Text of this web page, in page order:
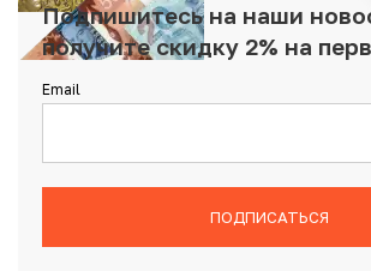
Подпишитесь на наши
получите скидку 2% на
Email
ПОДПИСАТЬСЯ